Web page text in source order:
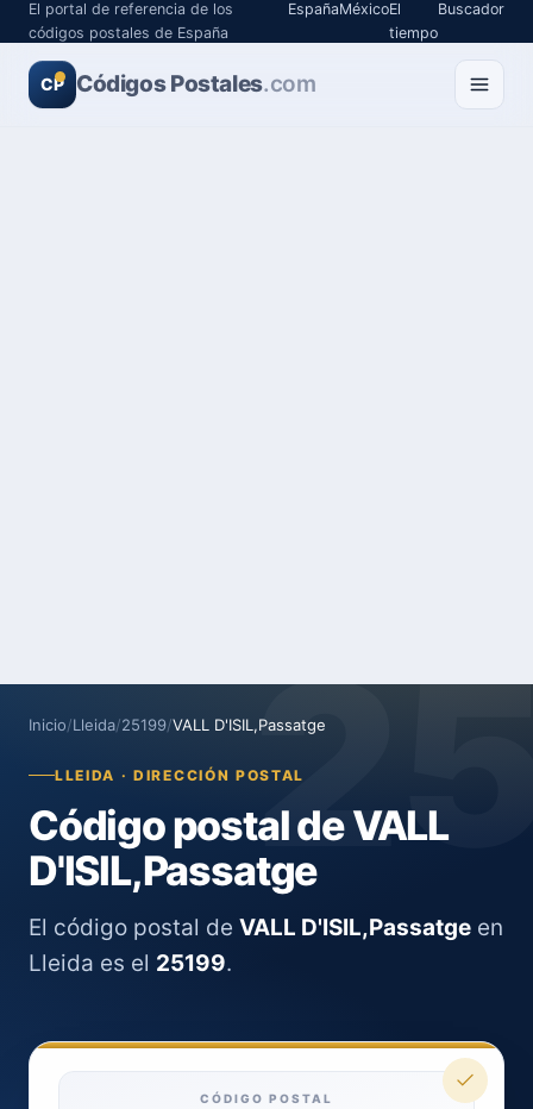
El portal de referencia de los
códigos postales de España
EspañaMéxicoEl
tiempo
Buscador
CP Códigos Postales.com
Inicio/Lleida/25199/VALL D'ISIL,Passatge
LLEIDA · DIRECCIÓN POSTAL
Código postal de VALL
D'ISIL,Passatge
El código postal de VALL D'ISIL,Passatge en
Lleida es el 25199.
CÓDIGO POSTAL